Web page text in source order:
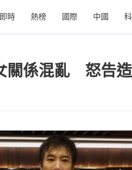
即時 熱榜 國際 中國
關係混亂 怒告